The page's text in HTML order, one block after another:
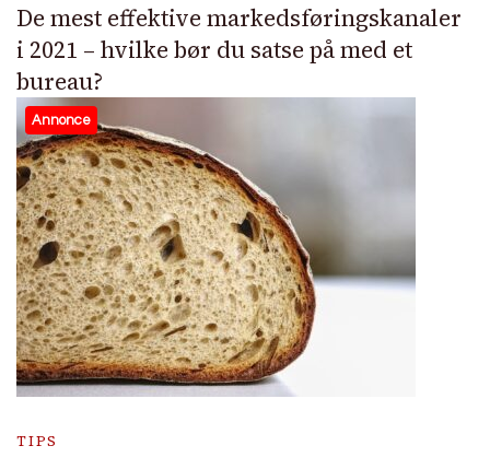
De mest effektive markedsføringskanaler
i 2021 – hvilke bør du satse på med et
bureau?
Annonce
TIPS